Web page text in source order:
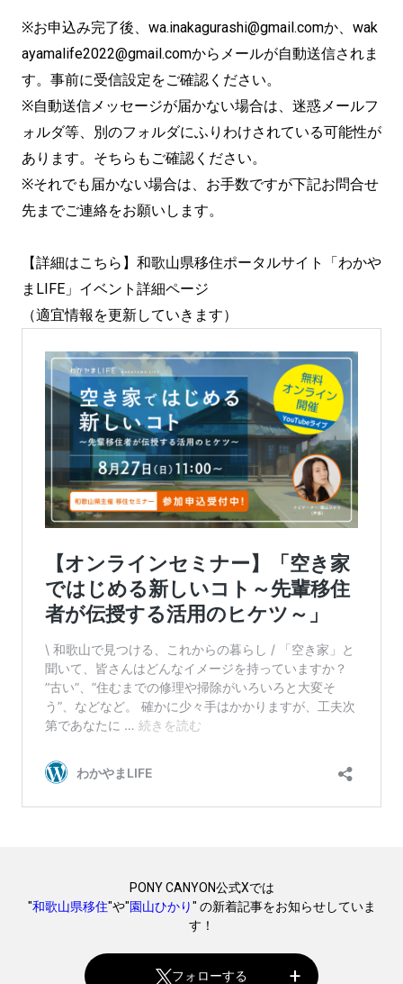
※お申込み完了後、wa.inakagurashi@gmail.comか、wak
ayamalife2022@gmail.comからメールが自動送信されま
す。事前に受信設定をご確認ください。
※自動送信メッセージが届かない場合は、迷惑メールフ
ォルダ等、別のフォルダにふりわけされている可能性が
あります。そちらもご確認ください。
※それでも届かない場合は、お手数ですが下記お問合せ
先までご連絡をお願いします。
【詳細はこちら】和歌山県移住ポータルサイト「わかや
まLIFE」イベント詳細ページ
（適宜情報を更新していきます）
PONY CANYON公式Xでは
"和歌山県移住"や"園山ひかり" の新着記事をお知らせしていま
す！
フォローする